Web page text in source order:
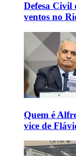
Defesa Civil
ventos no
Quem é
vice de